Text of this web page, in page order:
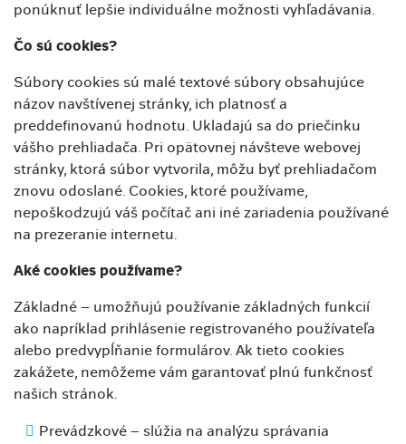
ponúknuť lepšie individuálne možnosti vyhľadávania.
Čo sú cookies?
Súbory cookies sú malé textové súbory obsahujúce
názov navštívenej stránky, ich platnosť a
preddefinovanú hodnotu. Ukladajú sa do priečinku
vášho prehliadača. Pri opätovnej návšteve webovej
stránky, ktorá súbor vytvorila, môžu byť prehliadačom
znovu odoslané. Cookies, ktoré používame,
nepoškodzujú váš počítač ani iné zariadenia používané
na prezeranie internetu.
Aké cookies používame?
Základné – umožňujú používanie základných funkcií
ako napríklad prihlásenie registrovaného používateľa
alebo predvypĺňanie formulárov. Ak tieto cookies
zakážete, nemôžeme vám garantovať plnú funkčnosť
našich stránok.
Prevádzkové – slúžia na analýzu správania